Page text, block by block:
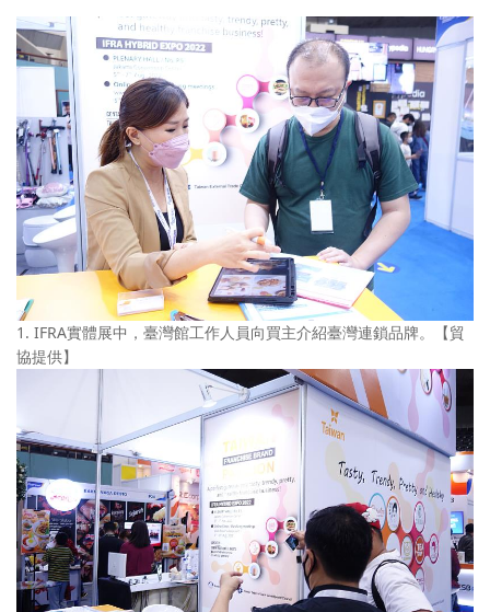
1. IFRA實體展中，臺灣館工作人員向買主介紹臺灣連鎖品牌。【貿
協提供】